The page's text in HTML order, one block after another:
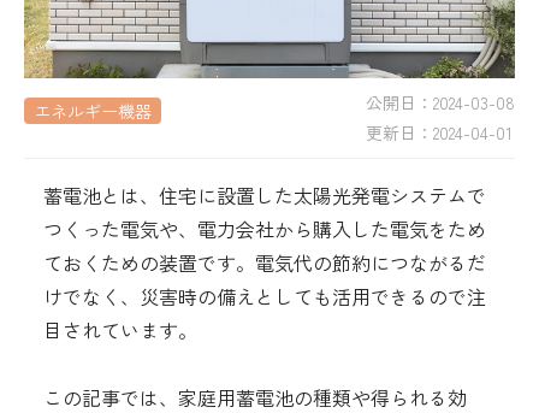
でガ割のご案内
料金
シミュレーション
LPガス
ガス料金
お問い合わせ先
よくある質問
English
エネルギー機器 公開日： 2024-03-08
更新日： 2024-04-01
蓄電池とは、住宅に設置した太陽光発電システムで
つくった電気や、電力会社から購入した電気をため
ておくための装置です。電気代の節約につながるだ
けでなく、災害時の備えとしても活用できるので注
目されています。
この記事では、家庭用蓄電池の種類や得られる効